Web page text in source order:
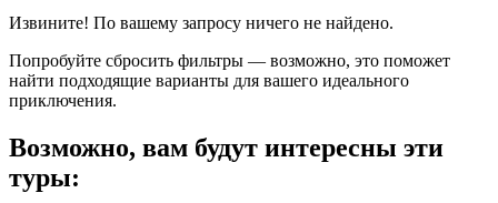
Извините! По вашему запросу ничего не найдено.
Попробуйте сбросить фильтры — возможно, это поможет
найти подходящие варианты для вашего идеального
приключения.
Возможно, вам будут интересны эти
туры: